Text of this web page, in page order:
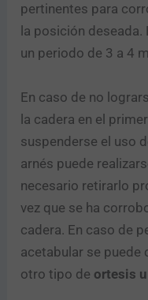
pertinentes para
la posición
un periodo de 3 a 4
En caso de no
la cadera en el
suspenderse el uso
arnés puede
necesario retirarlo
vez que se ha
cadera. En caso de
acetabular se puede
otro tipo de ortesis